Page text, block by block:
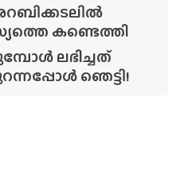
കണ്ടെത്തി
ലഭിച്ചത്
ഞെട്ടി!